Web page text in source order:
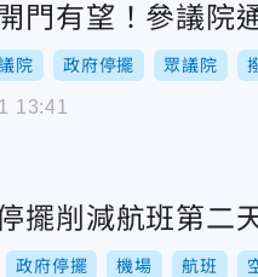
門有望！參議
院 政府停擺 眾議院
13:41
擺削減航班第
政府停擺 機場 航班